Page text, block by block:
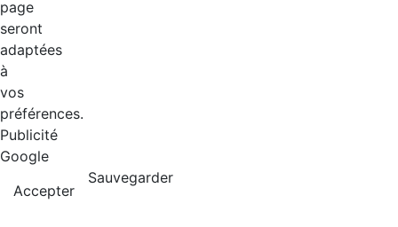
page
seront
adaptées
à
vos
préférences.
Publicité
Google
Accepter
Sauvegarder